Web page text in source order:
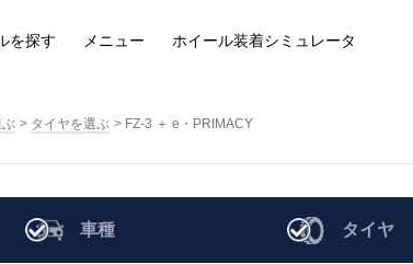
を探す メニュー ホイール装着シミュレータ
タイヤを選ぶ FZ-3 ＋ e・PRIMACY
車種 タイヤ